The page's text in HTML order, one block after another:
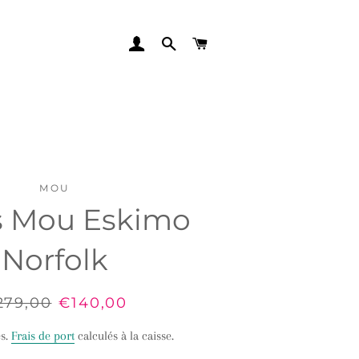
SE CONNECTER
RECHERCHER
MOU
Mou Eskimo
Norfolk
Prix
€140,00
Frais de port calculés à la caisse.